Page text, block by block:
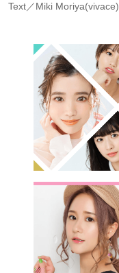
Text／Miki Moriya(vivace)